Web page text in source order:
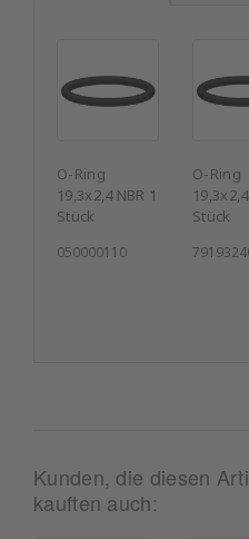
O-Ring
19,3x2,4 NBR 1
Stück
050000110
O-Ring
Stück
Kunden, die diesen
kauften auch: